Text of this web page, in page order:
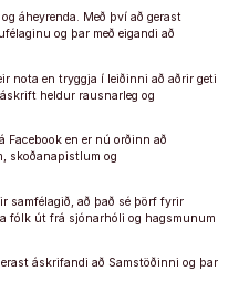
áheyrenda. Með því að gerast
og þar með eigandi að
nota en tryggja í leiðinni að aðrir geti
heldur rausnarleg og
en er nú orðinn að
skoðanapistlum og
samfélagið, að það sé þörf fyrir
fólk út frá sjónarhóli og hagsmunum
áskrifandi að Samstöðinni og þar